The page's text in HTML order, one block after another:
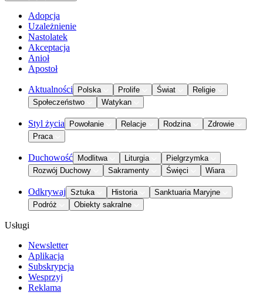
Adopcja
Uzależnienie
Nastolatek
Akceptacja
Anioł
Apostoł
Aktualności Polska Prolife Świat
Religie
Społeczeństwo
Watykan
Styl życia Powołanie Relacje Rodzina
Zdrowie
Praca
Duchowość Modlitwa Liturgia
Pielgrzymka
Rozwój Duchowy
Sakramenty Święci Wiara
Odkrywaj Sztuka Historia
Sanktuaria Maryjne
Podróż
Obiekty sakralne
Usługi
Newsletter
Aplikacja
Subskrypcja
Wesprzyj
Reklama